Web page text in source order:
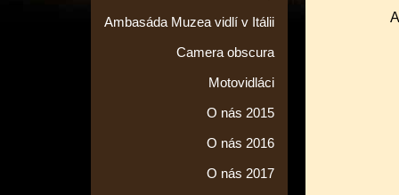
Ambasáda Muzea vidlí v Itálii
Camera obscura
Motovidláci
O nás 2015
O nás 2016
O nás 2017